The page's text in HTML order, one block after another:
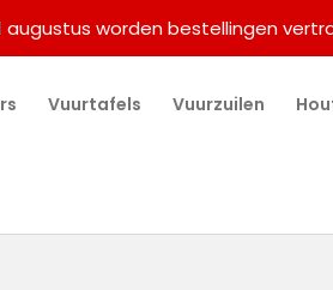
Vuurtafels Vuurzuilen
augustus worden bestellingen